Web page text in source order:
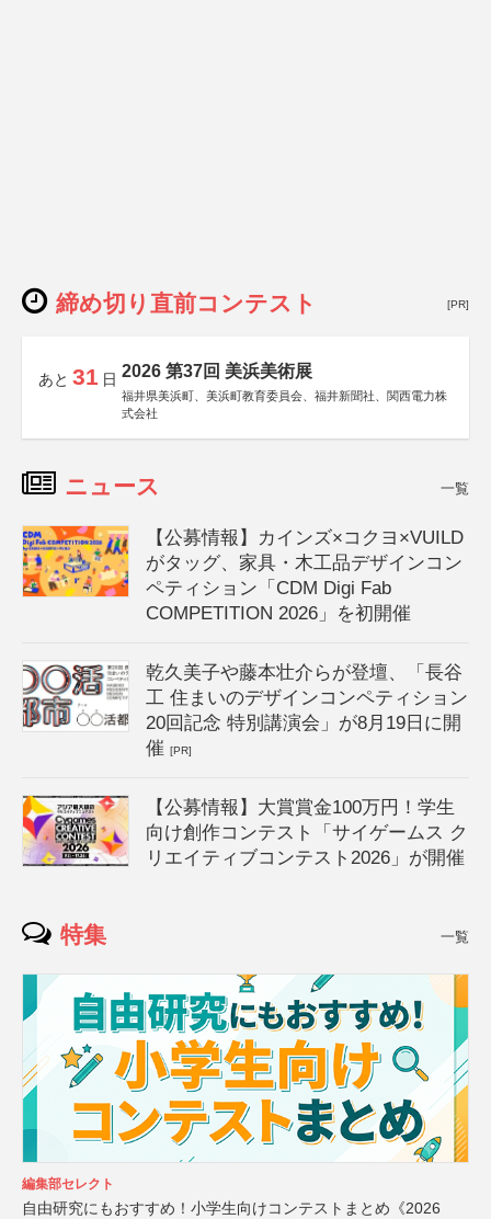
締め切り直前コンテスト [PR]
あと 31 日 2026 第37回 美浜美術展
福井県美浜町、美浜町教育委員会、福井新聞社、関西電力株
式会社
ニュース 一覧
【公募情報】カインズ×コクヨ×VUILD
がタッグ、家具・木工品デザインコン
ペティション「CDM Digi Fab
COMPETITION 2026」を初開催
乾久美子や藤本壮介らが登壇、「長谷
工 住まいのデザインコンペティション
20回記念 特別講演会」が8月19日に開
催[PR]
【公募情報】大賞賞金100万円！学生
向け創作コンテスト「サイゲームス ク
リエイティブコンテスト2026」が開催
特集 一覧
編集部セレクト
自由研究にもおすすめ！小学生向けコンテストまとめ《2026